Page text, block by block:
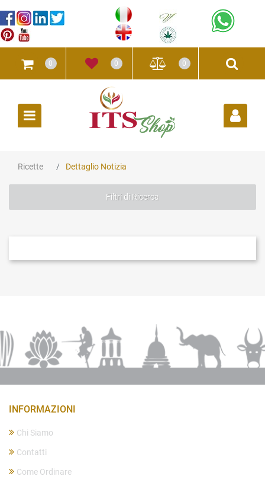
0 0 0
Ricette Dettaglio Notizia
Filtri di Ricerca
INFORMAZIONI
Chi Siamo
Contatti
Come Ordinare